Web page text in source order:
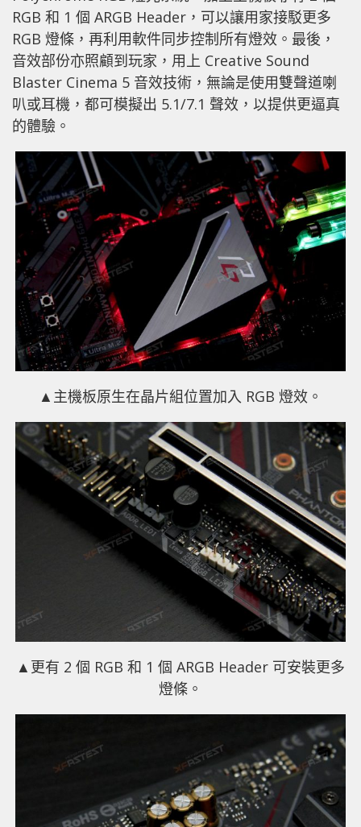
RGB 和 1 個 ARGB Header，可以讓用家接駁更多
RGB 燈條，再利用軟件同步控制所有燈效。最後，
音效部份亦照顧到玩家，用上 Creative Sound
Blaster Cinema 5 音效技術，無論是使用雙聲道喇
叭或耳機，都可模擬出 5.1/7.1 聲效，以提供更逼真
的體驗。
▲主機板原生在晶片組位置加入 RGB 燈效。
▲更有 2 個 RGB 和 1 個 ARGB Header 可安裝更多
燈條。